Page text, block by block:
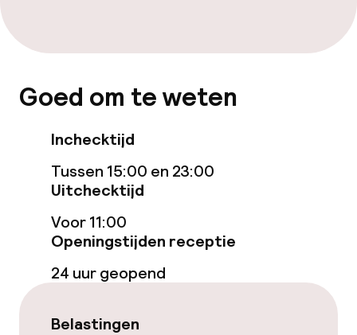
Terras
Eet- en drinkgelegenheden
Restaurant
Bar
Eet- en drinkdiensten
Goed om te weten
Inchecktijd
Tussen 15:00 en 23:00
Uitchecktijd
Voor 11:00
Openingstijden receptie
24 uur geopend
Belastingen